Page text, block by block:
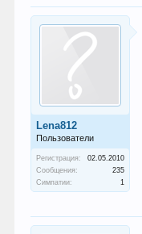
Lena812
Пользователи
Регистрация:
02.05.2010
Сообщения:
235
Симпатии:
1